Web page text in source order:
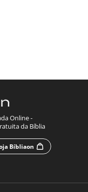
Online -
da Bíblia
Bíbliaon